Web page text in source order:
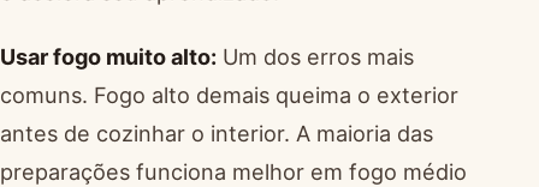
Usar fogo muito alto: Um dos erros mais
comuns. Fogo alto demais queima o exterior
antes de cozinhar o interior. A maioria das
preparações funciona melhor em fogo médio